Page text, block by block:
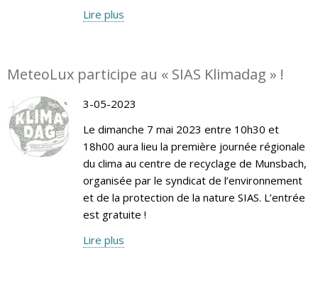
Lire plus
MeteoLux participe au « SIAS Klimadag » !
3-05-2023
Le dimanche 7 mai 2023 entre 10h30 et
18h00 aura lieu la première journée régionale
du clima au centre de recyclage de Munsbach,
organisée par le syndicat de l’environnement
et de la protection de la nature SIAS. L’entrée
est gratuite !
Lire plus